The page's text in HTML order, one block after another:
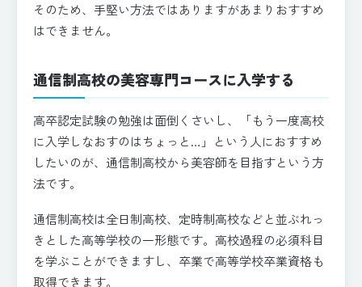
そのため、手堅い方法ではありますがあまりおすすめ
はできません。
通信制高校の美容専門コースに入学する
高卒認定試験の勉強は面倒くさいし、「もう一度高校
に入学しなおすのはちょっと…」という人におすすめ
したいのが、通信制高校から美容師を目指すという方
法です。
通信制高校は全日制高校、定時制高校などと並ぶれっ
きとした高等学校の一形態です。高校過程の必須科目
を学ぶことができますし、卒業で高等学校卒業資格も
取得できます。